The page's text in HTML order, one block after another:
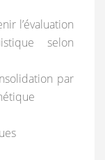
l’évaluation
selon
par